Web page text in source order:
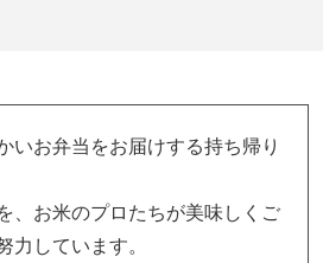
いお弁当をお届けする持ち帰り
、お米のプロたちが美味しくご
しています。